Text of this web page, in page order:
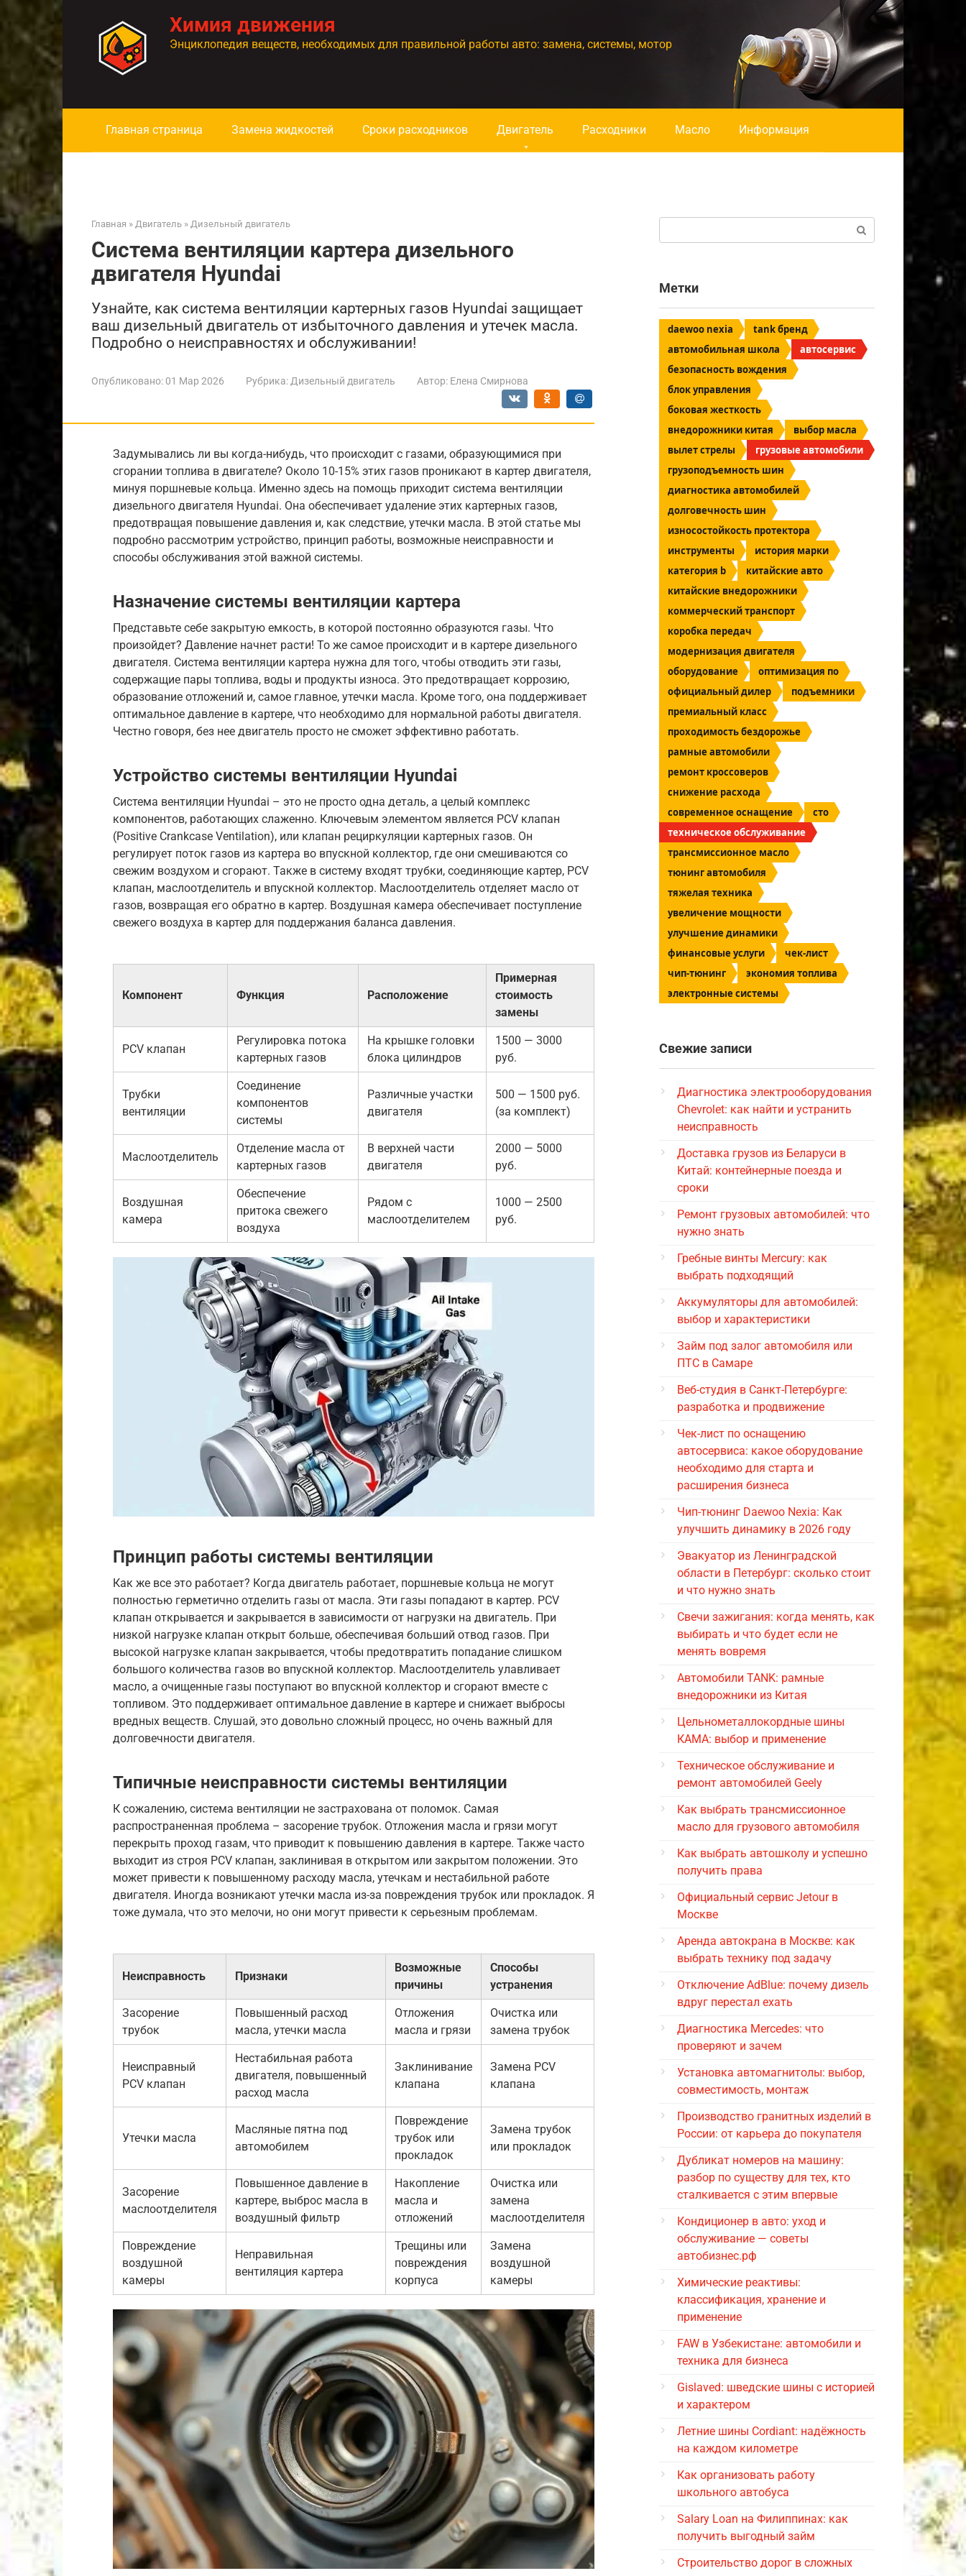
контенту
Химия движения
Энциклопедия веществ, необходимых для правильной работы авто: замена, системы, мотор
Главная страница Замена жидкостей Сроки расходников Двигатель Расходники Масло Информация
Главная » Двигатель » Дизельный двигатель
Система вентиляции картера дизельного
двигателя Hyundai
Узнайте, как система вентиляции картерных газов Hyundai защищает
ваш дизельный двигатель от избыточного давления и утечек масла.
Подробно о неисправностях и обслуживании!
Опубликовано: 01 Мар 2026 Рубрика: Дизельный двигатель Автор: Елена Смирнова
Задумывались ли вы когда-нибудь, что происходит с газами, образующимися при
сгорании топлива в двигателе? Около 10-15% этих газов проникают в картер двигателя,
минуя поршневые кольца. Именно здесь на помощь приходит система вентиляции
дизельного двигателя Hyundai. Она обеспечивает удаление этих картерных газов,
предотвращая повышение давления и, как следствие, утечки масла. В этой статье мы
подробно рассмотрим устройство, принцип работы, возможные неисправности и
способы обслуживания этой важной системы.
Назначение системы вентиляции картера
Представьте себе закрытую емкость, в которой постоянно образуются газы. Что
произойдет? Давление начнет расти! То же самое происходит и в картере дизельного
двигателя. Система вентиляции картера нужна для того, чтобы отводить эти газы,
содержащие пары топлива, воды и продукты износа. Это предотвращает коррозию,
образование отложений и, самое главное, утечки масла. Кроме того, она поддерживает
оптимальное давление в картере, что необходимо для нормальной работы двигателя.
Честно говоря, без нее двигатель просто не сможет эффективно работать.
Устройство системы вентиляции Hyundai
Система вентиляции Hyundai – это не просто одна деталь, а целый комплекс
компонентов, работающих слаженно. Ключевым элементом является PCV клапан
(Positive Crankcase Ventilation), или клапан рециркуляции картерных газов. Он
регулирует поток газов из картера во впускной коллектор, где они смешиваются со
свежим воздухом и сгорают. Также в систему входят трубки, соединяющие картер, PCV
клапан, маслоотделитель и впускной коллектор. Маслоотделитель отделяет масло от
газов, возвращая его обратно в картер. Воздушная камера обеспечивает поступление
свежего воздуха в картер для поддержания баланса давления.
Компонент Функция Расположение
Примерная
стоимость
замены
PCV клапан
Регулировка потока
картерных газов
На крышке головки
блока цилиндров
1500 — 3000
руб.
Трубки
вентиляции
Соединение
компонентов
системы
Различные участки
двигателя
500 — 1500 руб.
(за комплект)
Маслоотделитель
Отделение масла от
картерных газов
В верхней части
двигателя
2000 — 5000
руб.
Воздушная
камера
Обеспечение
притока свежего
воздуха
Рядом с
маслоотделителем
1000 — 2500
руб.
Принцип работы системы вентиляции
Как же все это работает? Когда двигатель работает, поршневые кольца не могут
полностью герметично отделить газы от масла. Эти газы попадают в картер. PCV
клапан открывается и закрывается в зависимости от нагрузки на двигатель. При
низкой нагрузке клапан открыт больше, обеспечивая больший отвод газов. При
высокой нагрузке клапан закрывается, чтобы предотвратить попадание слишком
большого количества газов во впускной коллектор. Маслоотделитель улавливает
масло, а очищенные газы поступают во впускной коллектор и сгорают вместе с
топливом. Это поддерживает оптимальное давление в картере и снижает выбросы
вредных веществ. Слушай, это довольно сложный процесс, но очень важный для
долговечности двигателя.
Типичные неисправности системы вентиляции
К сожалению, система вентиляции не застрахована от поломок. Самая
распространенная проблема – засорение трубок. Отложения масла и грязи могут
перекрыть проход газам, что приводит к повышению давления в картере. Также часто
выходит из строя PCV клапан, заклинивая в открытом или закрытом положении. Это
может привести к повышенному расходу масла, утечкам и нестабильной работе
двигателя. Иногда возникают утечки масла из-за повреждения трубок или прокладок. Я
тоже думала, что это мелочи, но они могут привести к серьезным проблемам.
Неисправность Признаки
Возможные
причины
Способы
устранения
Засорение
трубок
Повышенный расход
масла, утечки масла
Отложения
масла и грязи
Очистка или
замена трубок
Неисправный
PCV клапан
Нестабильная работа
двигателя, повышенный
расход масла
Заклинивание
клапана
Замена PCV
клапана
Утечки масла
Масляные пятна под
автомобилем
Повреждение
трубок или
прокладок
Замена трубок
или прокладок
Засорение
маслоотделителя
Повышенное давление в
картере, выброс масла в
воздушный фильтр
Накопление
масла и
отложений
Очистка или
замена
маслоотделителя
Повреждение
воздушной
камеры
Неправильная
вентиляция картера
Трещины или
повреждения
корпуса
Замена
воздушной
камеры
Метки
daewoo nexia
tank бренд
автомобильная школа
автосервис
безопасность вождения
блок управления
боковая жесткость
внедорожники китая
выбор масла
вылет стрелы
грузовые автомобили
грузоподъемность шин
диагностика автомобилей
долговечность шин
износостойкость протектора
инструменты
история марки
категория b
китайские авто
китайские внедорожники
коммерческий транспорт
коробка передач
модернизация двигателя
оборудование
оптимизация по
официальный дилер
подъемники
премиальный класс
проходимость бездорожье
рамные автомобили
ремонт кроссоверов
снижение расхода
современное оснащение
сто
техническое обслуживание
трансмиссионное масло
тюнинг автомобиля
тяжелая техника
увеличение мощности
улучшение динамики
финансовые услуги
чек-лист
чип-тюнинг
экономия топлива
электронные системы
Свежие записи
Диагностика электрооборудования
Chevrolet: как найти и устранить
неисправность
Доставка грузов из Беларуси в
Китай: контейнерные поезда и
сроки
Ремонт грузовых автомобилей: что
нужно знать
Гребные винты Mercury: как
выбрать подходящий
Аккумуляторы для автомобилей:
выбор и характеристики
Займ под залог автомобиля или
ПТС в Самаре
Веб-студия в Санкт-Петербурге:
разработка и продвижение
Чек-лист по оснащению
автосервиса: какое оборудование
необходимо для старта и
расширения бизнеса
Чип-тюнинг Daewoo Nexia: Как
улучшить динамику в 2026 году
Эвакуатор из Ленинградской
области в Петербург: сколько стоит
и что нужно знать
Свечи зажигания: когда менять, как
выбирать и что будет если не
менять вовремя
Автомобили TANK: рамные
внедорожники из Китая
Цельнометаллокордные шины
КАМА: выбор и применение
Техническое обслуживание и
ремонт автомобилей Geely
Как выбрать трансмиссионное
масло для грузового автомобиля
Как выбрать автошколу и успешно
получить права
Официальный сервис Jetour в
Москве
Аренда автокрана в Москве: как
выбрать технику под задачу
Отключение AdBlue: почему дизель
вдруг перестал ехать
Диагностика Mercedes: что
проверяют и зачем
Установка автомагнитолы: выбор,
совместимость, монтаж
Производство гранитных изделий в
России: от карьера до покупателя
Дубликат номеров на машину:
разбор по существу для тех, кто
сталкивается с этим впервые
Кондиционер в авто: уход и
обслуживание — советы
автобизнес.рф
Химические реактивы:
классификация, хранение и
применение
FAW в Узбекистане: автомобили и
техника для бизнеса
Gislaved: шведские шины с историей
и характером
Летние шины Cordiant: надёжность
на каждом километре
Как организовать работу
школьного автобуса
Salary Loan на Филиппинах: как
получить выгодный займ
Строительство дорог в сложных